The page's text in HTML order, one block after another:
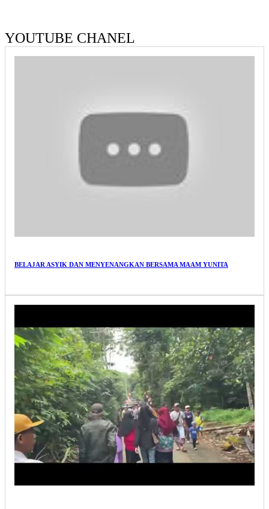
YOUTUBE CHANEL
BELAJAR ASYIK DAN MENYENANGKAN BERSAMA MAAM YUNITA